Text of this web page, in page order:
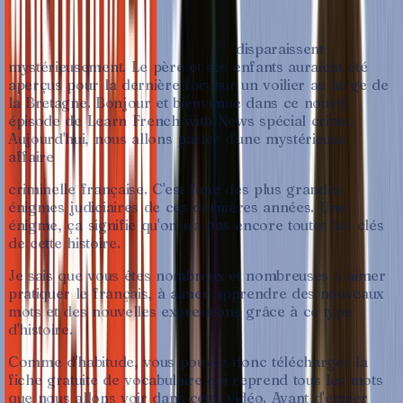
septembre 1999, français Yves
Godard,
sa
femme leurs deux
disparaissent
mystérieusement. Le père et ses enfants auraient été
aperçus pour la dernière fois sur un voilier au large de
la Bretagne. Bonjour et bienvenue dans ce nouvel
épisode de Learn French with News spécial crime.
Aujourd'hui, nous allons parler d'une mystérieuse
affaire
criminelle française. C'est l'une des plus grandes
énigmes judiciaires de ces dernières années. Une
énigme, ça signifie qu'on n'a pas encore toutes les clés
de cette histoire.
Je sais que vous êtes nombreux et nombreuses à aimer
pratiquer le français, à aimer apprendre des nouveaux
mots et des nouvelles expressions grâce à ce type
d'histoire.
Comme d'habitude, vous pouvez donc télécharger la
fiche gratuite de vocabulaire qui reprend tous les mots
que nous allons voir dans cette vidéo. Avant d'entrer